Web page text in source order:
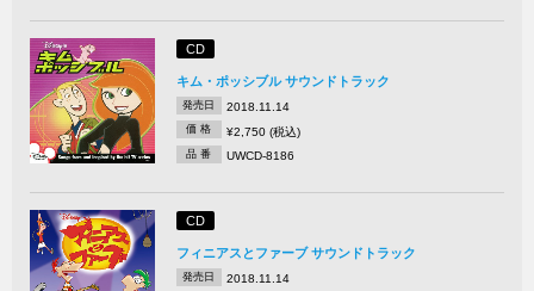
CD
キム・ポッシブル サウンドトラック
発売日 2018.11.14
価 格 ¥2,750 (税込)
品 番 UWCD-8186
CD
フィニアスとファーブ サウンドトラック
発売日 2018.11.14